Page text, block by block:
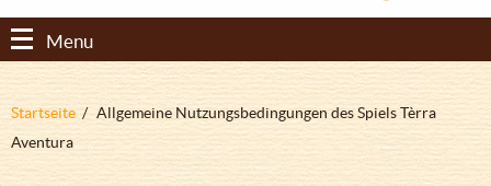
Menu
Pfadnavigation
Startseite
Allgemeine Nutzungsbedingungen des Spiels Tèrra
Aventura